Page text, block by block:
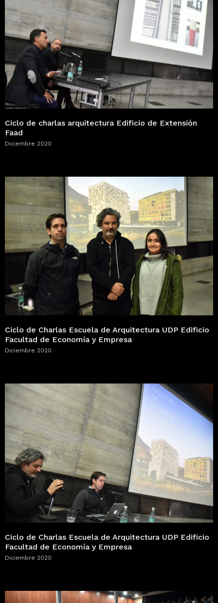
Ciclo de charlas arquitectura Edificio de Extensión
Faad
Diciembre 2020
Ciclo de Charlas Escuela de Arquitectura UDP Edificio
Facultad de Economía y Empresa
Diciembre 2020
Ciclo de Charlas Escuela de Arquitectura UDP Edificio
Facultad de Economía y Empresa
Diciembre 2020